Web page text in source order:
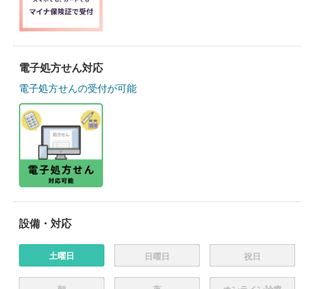
電子処方せん対応
電子処方せんの受付が可能
設備・対応
土曜日 日曜日 祝日